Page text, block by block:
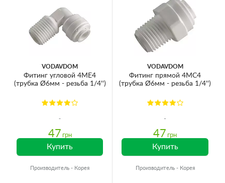
VODAVDOM
Фитинг угловой 4ME4
(трубка Ø6мм - резьба 1/4'')
47 грн
Купить
Производитель - Корея
VODAVDOM
Фитинг прямой 4MC4
(трубка Ø6мм - резьба 1/4'')
47 грн
Купить
Производитель - Корея